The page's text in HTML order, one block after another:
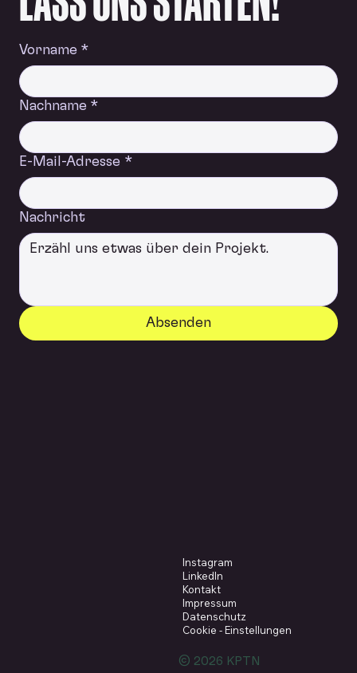
Instagram
LinkedIn
Kontakt
Impressum
Datenschutz
Cookie - Einstellungen
© 2026 KPTN
Vorname *
Nachname *
E-Mail-Adresse *
Nachricht
Absenden